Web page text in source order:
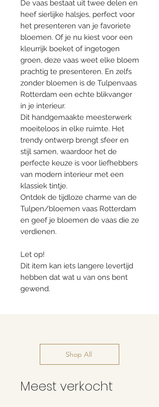
De vaas bestaat uit twee delen en
heef sierlijke halsjes, perfect voor
het presenteren van je favoriete
bloemen. Of je nu kiest voor een
kleurrijk boeket of ingetogen
groen, deze vaas weet elke bloem
prachtig te presenteren. En zelfs
zonder bloemen is de Tulpenvaas
Rotterdam een echte blikvanger
in je interieur.
Dit handgemaakte meesterwerk
moeiteloos in elke ruimte. Het
trendy ontwerp brengt sfeer en
stijl samen, waardoor het de
perfecte keuze is voor liefhebbers
van modern interieur met een
klassiek tintje.
Ontdek de tijdloze charme van de
Tulpen/bloemen vaas Rotterdam
en geef je bloemen de vaas die ze
verdienen.
Let op!
Dit item kan iets langere levertijd
hebben dat wat u van ons bent
gewend.
Shop All
Meest verkocht